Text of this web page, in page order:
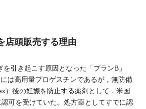
店頭販売する理由
引き起こす原因となった「プランB」
は高用量プロゲスチンであるが，無防備
）後の妊娠を防止する薬剤として，米国
可を受けていた。処方薬としてすでに認